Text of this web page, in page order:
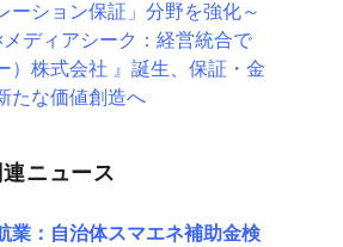
ーション保証」分野を強化～
ディアシーク：経営統合で
）株式会社 』誕生、保証・金
たな価値創造へ
連ニュース
業：自治体スマエネ補助金検